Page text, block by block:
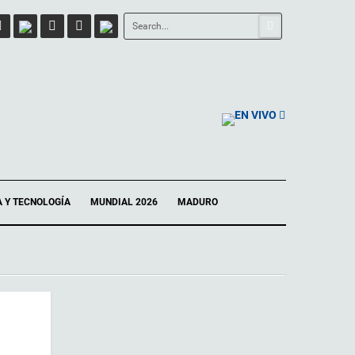
EN VIVO
Y TECNOLOGÍA MUNDIAL 2026 MADURO